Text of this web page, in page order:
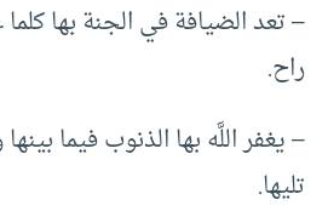
– تعد الضيافة في الجنة بها كلما
راح.
– يغفر اللَّه بها الذنوب فيما
تليها.